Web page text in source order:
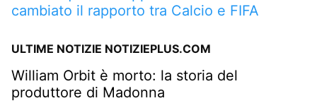
cambiato il rapporto tra Calcio e FIFA
ULTIME NOTIZIE NOTIZIEPLUS.COM
William Orbit è morto: la storia del
produttore di Madonna